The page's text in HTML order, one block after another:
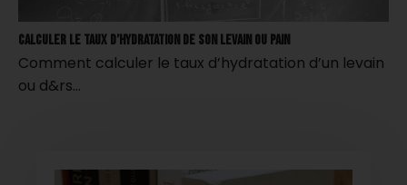
Calculer le taux d’hydratation de son levain ou pain
Comment calculer le taux d’hydratation d’un levain
ou d&rs…